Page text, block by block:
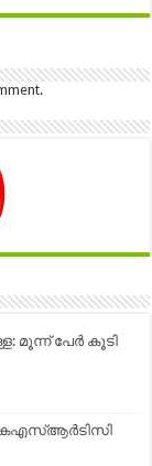
മൂന്ന് പേര്‍ കൂടി
കെഎസ്ആര്‍ടിസി